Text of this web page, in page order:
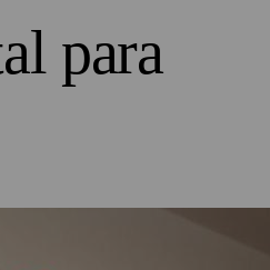
para